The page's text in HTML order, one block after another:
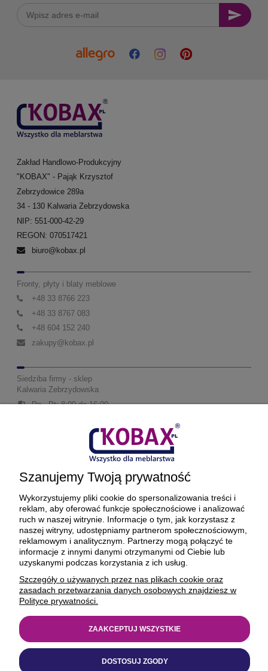
Zakład Handlowo-Produkcyjny
"KOBAX" - Pająk Krzysztof
Zebrzydowice 289a
34 - 130 Kalwaria Zebrzydowska
NIP: 551-000-42-29
REGON: 070517421
biuro@kobax.pl
Fronty, płyty i blaty meblowe
+48 33 8766 223
+48 33 8767 083
+48 604 152 240
zakupy@kobax.pl
Siedziba firmy - sklep
Kalwaria Zebrzydowska
Pn - Pt: 8:00 do 16:00
akcesoria@kobax.pl
Dział reklamacji
Obsługa działu:
reklamacje@kobax.pl
Dział marketingu
Obsługa działu:
+48 604 152 230
Szanujemy Twoją prywatność
Wykorzystujemy pliki cookie do spersonalizowania treści i
reklam, aby oferować funkcje społecznościowe i analizować
ruch w naszej witrynie. Informacje o tym, jak korzystasz z
naszej witryny, udostępniamy partnerom społecznościowym,
reklamowym i analitycznym. Partnerzy mogą połączyć te
informacje z innymi danymi otrzymanymi od Ciebie lub
uzyskanymi podczas korzystania z ich usług.
Szczegóły o używanych przez nas plikach cookie oraz
zasadach przetwarzania danych osobowych znajdziesz w
Polityce prywatności.
DOSTOSUJ ZGODY
ZAAKCEPTUJ WSZYSTKIE